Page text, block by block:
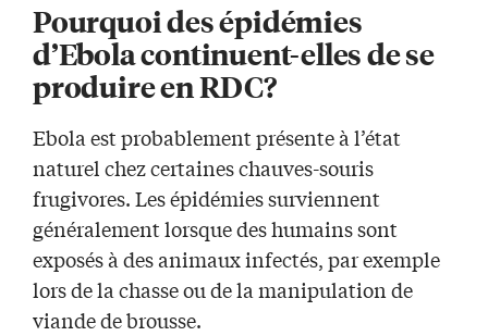
Pourquoi des épidémies
d’Ebola continuent-elles de se
produire en RDC?
Ebola est probablement présente à l’état
naturel chez certaines chauves-souris
frugivores. Les épidémies surviennent
généralement lorsque des humains sont
exposés à des animaux infectés, par exemple
lors de la chasse ou de la manipulation de
viande de brousse.